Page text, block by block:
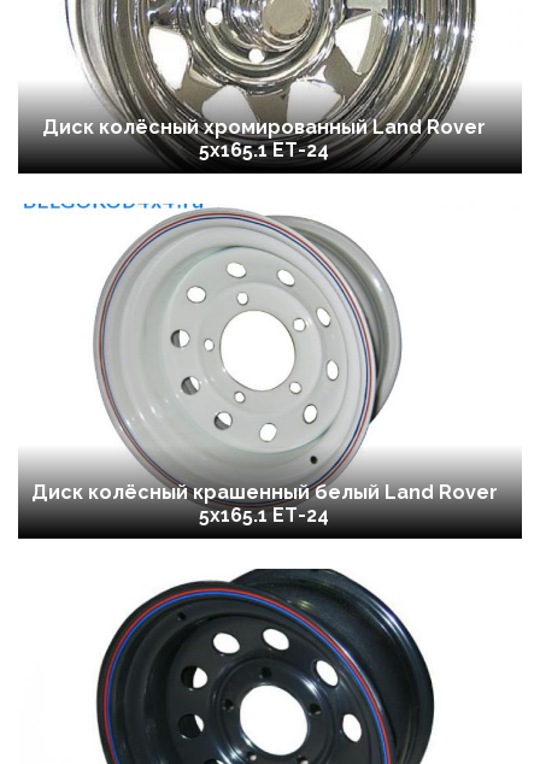
Диск колёсный хромированный Land Rover
5x165.1 ЕТ-24
Диск колёсный крашенный белый Land Rover
5x165.1 ЕТ-24